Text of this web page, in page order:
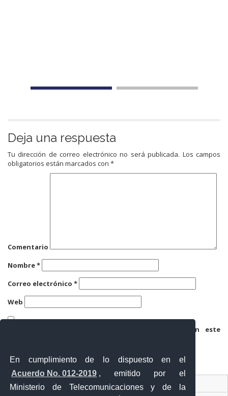
En cumplimiento de lo dispuesto en el
Acuerdo No. 012-2019 , emitido por el
Ministerio de Telecomunicaciones y de la
Deja una respuesta
Tu dirección de correo electrónico no será publicada. Los campos
obligatorios están marcados con *
Comentario
Nombre*
Correo electrónico *
Web
Guarda mi nombre, correo electrónico y web en este
Contacto Ciudadano